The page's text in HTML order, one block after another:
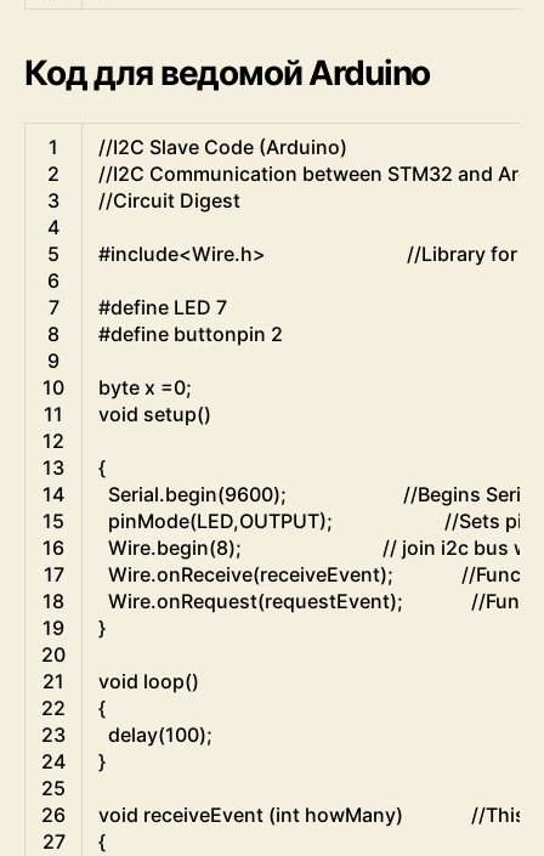
Код для ведомой Arduino
1
2
3
4
5
6
7
8
9
10
11
12
13
14
15
16
17
18
19
20
21
22
23
24
25
26
27
//I2C Slave Code (Arduino)
//I2C Communication between STM32 and
//Circuit Digest
#include<Wire.h>                             //
#define LED 7
#define buttonpin 2
byte x =0;
void setup()
{
Serial.begin(9600);
//Begins
pinMode(LED,OUTPUT);
//Sets pin
Wire.begin(8);
// join i2c bus
Wire.onReceive(receiveEvent);
//
Wire.onRequest(requestEvent);
//
}
void loop()
{
delay(100);
}
void receiveEvent (int howMany)
//This
{